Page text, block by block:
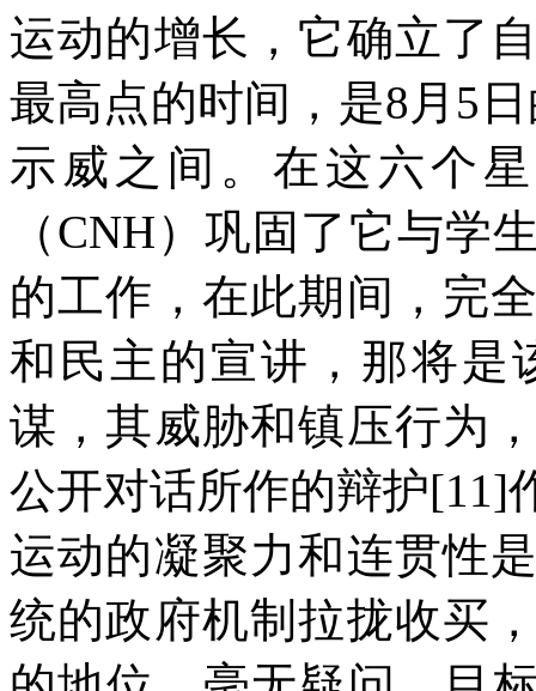
运动的增长，它确立了
最高点的时间，是8 月 5
示威之间。在这六个
（CNH）巩固了它与学
的工作，在此期间，完
和民主的宣讲，那将是
谋，其威胁和镇压行为
公开对话所作的辩护[11]
运动的凝聚力和连贯性
统的政府机制拉拢收买